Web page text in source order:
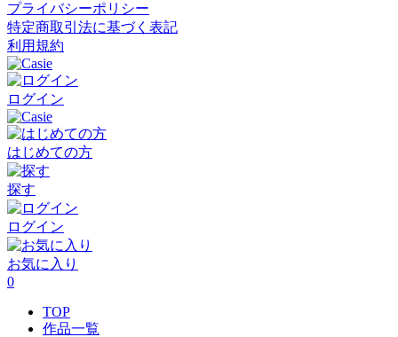
プライバシーポリシー
特定商取引法に基づく表記
利用規約
ログイン
はじめての方
探す
ログイン
お気に入り
0
TOP
作品一覧